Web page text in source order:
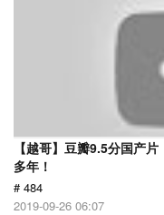
【越哥】豆瓣9.5分国产
多年！
# 484
2019-09-26 06:07